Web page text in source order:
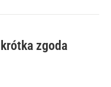
zgoda